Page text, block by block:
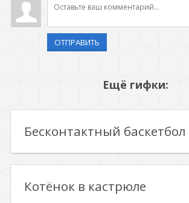
ОТПРАВИТЬ
Ещё гифки:
Бесконтактный баскетбол
Котёнок в кастрюле